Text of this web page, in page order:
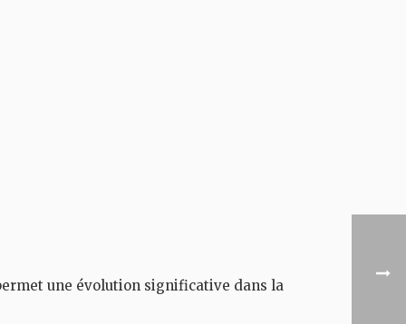
une évolution significative dans la